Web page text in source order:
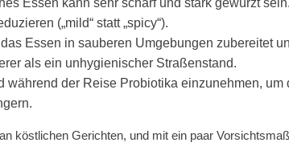
(„mild“ statt „spicy“).
Essen in sauberen Umgebungen zubereitet
als ein unhygienischer Straßenstand.
während der Reise Probiotika einzunehmen,
köstlichen Gerichten, und mit ein paar